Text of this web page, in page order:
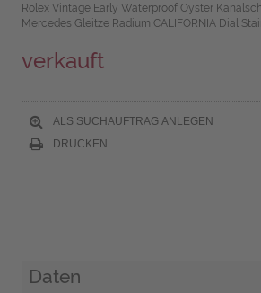
Rolex Vintage Early Waterproof Oyster
Mercedes Gleitze Radium CALIFORNIA Dial
verkauft
ALS SUCHAUFTRAG ANLEGEN
DRUCKEN
Daten